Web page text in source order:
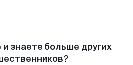
знаете больше других